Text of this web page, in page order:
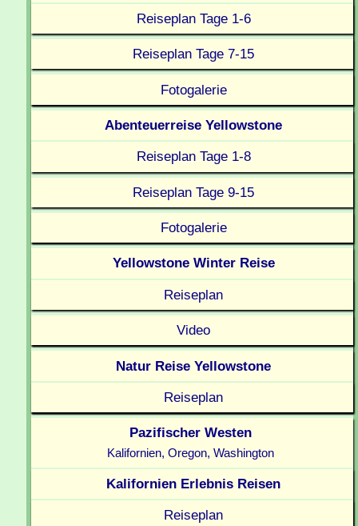
Reiseplan Tage 1-6
Reiseplan Tage 7-15
Fotogalerie
Abenteuerreise Yellowstone
Reiseplan Tage 1-8
Reiseplan Tage 9-15
Fotogalerie
Yellowstone Winter Reise
Reiseplan
Video
Natur Reise Yellowstone
Reiseplan
Pazifischer Westen
Kalifornien, Oregon, Washington
Kalifornien Erlebnis Reisen
Reiseplan